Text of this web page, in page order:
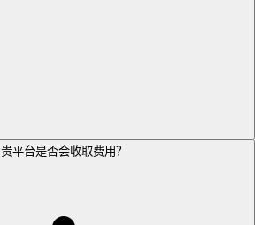
贵平台是否会收取费用？